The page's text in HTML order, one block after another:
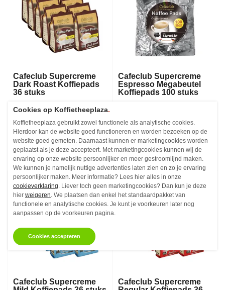
Cafeclub Supercreme
Dark Roast Koffiepads
36 stuks
Koffiepads - 36 stuks
Vanaf €3,47
Niet op voorraad
Cafeclub Supercreme
Espresso Megabeutel
Koffiepads 100 stuks
Vanaf €11,06
Niet op voorraad
Cafeclub Supercreme
Cafeclub Supercreme
Cookies op Koffietheeplaza.
Koffietheeplaza gebruikt zowel functionele als analytische cookies.
Hierdoor kan de website goed functioneren en worden bezoeken op de
website goed gemeten. Daarnaast kunnen er marketingcookies worden
geplaatst als je deze accepteert. Met marketingcookies kunnen wij de
ervaring op onze website persoonlijker en meer gestroomlijnd maken.
We kunnen je namelijk nuttige advertenties laten zien en zo je ervaring
persoonlijker maken. Meer informatie? Lees hier alles in onze
cookieverklaring. Liever toch geen marketingcookies? Dan kun je deze
hier weigeren. We plaatsen dan enkel het standaardpakket van
functionele en analytische cookies. Je kunt je voorkeuren later nog
aanpassen op de voorkeuren pagina.
Cookies accepteren